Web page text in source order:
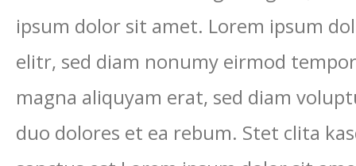
ipsum dolor sit amet. Lorem ipsum
elitr, sed diam nonumy eirmod
magna aliquyam erat, sed diam
duo dolores et ea rebum. Stet clita